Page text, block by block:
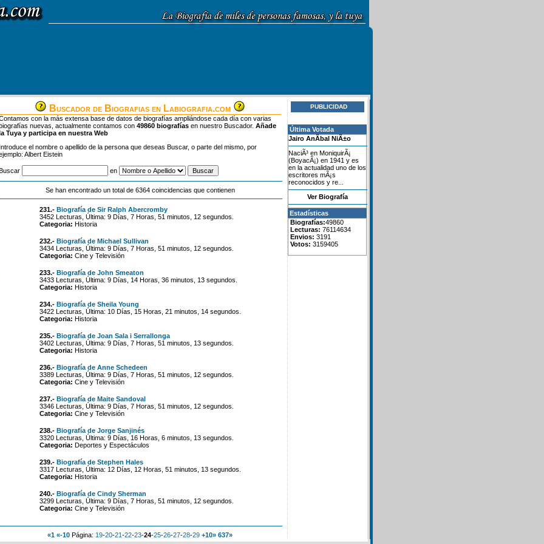
Buscador de Biografias en Labiografia.com
con la más extensa base de datos de biografías ampliándose cada día con varias
nuevas, actualmente contamos con 49860 biografías en nuestro Buscador. Añade
Tuya y participa en nuestra Web
Introduce el nombre o apellido de la persona que deseas Buscar, o parte del mismo, por
Albert Eistein
en
Se han encontrado un total de 6364 coincidencias que contienen
231.- Biografía de Sir Ralph Abercromby
3452 Lecturas, Última: 9 Días, 7 Horas, 51 minutos, 12 segundos.
Categoria: Historia
232.- Biografía de Michael Sullivan
3434 Lecturas, Última: 9 Días, 7 Horas, 51 minutos, 12 segundos.
Categoria: Cine y Televisión
233.- Biografía de John Smeaton
3433 Lecturas, Última: 9 Días, 14 Horas, 36 minutos, 13 segundos.
Categoria: Historia
234.- Biografía de Sheila Young
3422 Lecturas, Última: 10 Días, 15 Horas, 21 minutos, 14 segundos.
Categoria: Historia
235.- Biografía de Joan Sala i Serrallonga
3402 Lecturas, Última: 9 Días, 7 Horas, 51 minutos, 13 segundos.
Categoria: Historia
236.- Biografía de Anne Schedeen
3389 Lecturas, Última: 9 Días, 7 Horas, 51 minutos, 12 segundos.
Categoria: Cine y Televisión
237.- Biografía de Maite Sandoval
3346 Lecturas, Última: 9 Días, 7 Horas, 51 minutos, 12 segundos.
Categoria: Cine y Televisión
238.- Biografía de Jorge Sanjinés
3320 Lecturas, Última: 9 Días, 16 Horas, 6 minutos, 13 segundos.
Categoria: Deportes y Espectáculos
239.- Biografía de Stephen Hales
3317 Lecturas, Última: 12 Días, 12 Horas, 51 minutos, 13 segundos.
Categoria: Historia
240.- Biografía de Cindy Sherman
3299 Lecturas, Última: 9 Días, 7 Horas, 51 minutos, 12 segundos.
Categoria: Cine y Televisión
«1 «-10 Página: 19-20-21-22-23-24-25-26-27-28-29 +10» 637»
PUBLICIDAD
Última Votada
Jairo AnÃ­bal NiÃ±o
NaciÃ³ en MoniquirÃ¡
(BoyacÃ¡) en 1941 y es
en la actualidad uno de los
escritores mÃ¡s
reconocidos y re...
Ver Biografía
Estadísticas
Biografías:49860
Lecturas: 76114634
Envios: 3191
Votos: 3159405